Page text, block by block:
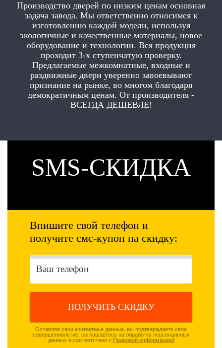
Производство дверей по низким ценам основная
задача завода. Мы ответственно относимся к
изготовлению каждой модели, используя
экологичные и качественные материалы, новое
оборудование и технологии. Вся продукция
проходит 3-х ступенчатую проверку.
Предлагаемые межкомнатные, входные и
раздвижные двери уверенно завоевывают
признание на рынке, во многом благодаря
демократичным ценам. От производителя -
ВСЕГДА ДЕШЕВЛЕ!
SMS-СКИДКА
Впишите свой телефон и
получите смс-купон на скидку:
ПОЛУЧИТЬ СКИДКУ
Оставляя свои контактные данные, вы подтверждаете свое
совершеннолетие, соглашаетесь на обработку персональных
данных в соответствии с Правовой информацией